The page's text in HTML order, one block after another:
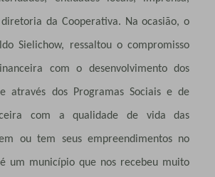
da Cooperativa. Na ocasião, o
Sielichow, ressaltou o compromisso
com o desenvolvimento dos
através dos Programas Sociais e de
com a qualidade de vida das
ou tem seus empreendimentos no
um município que nos recebeu muito